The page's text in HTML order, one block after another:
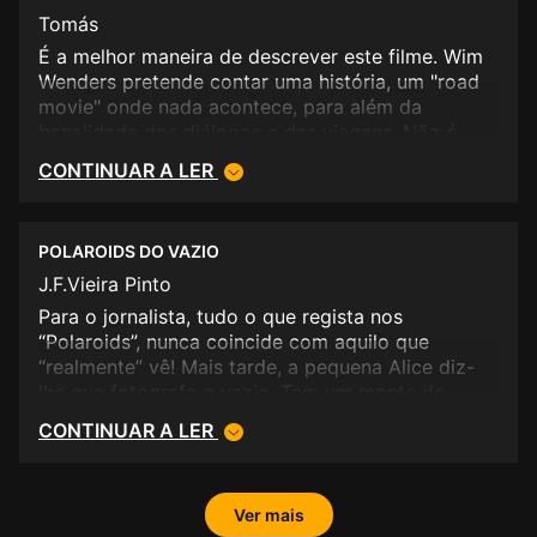
Tomás
É a melhor maneira de descrever este filme. Wim
Wenders pretende contar uma história, um "road
movie" onde nada acontece, para além da
certamente umm dos melhores filmes da sua
primeira fase. 1/5.
CONTINUAR A LER
POLAROIDS DO VAZIO
J.F.Vieira Pinto
Para o jornalista, tudo o que regista nos
“Polaroids”, nunca coincide com aquilo que
“realmente” vê! Mais tarde, a pequena Alice diz-
”chapas” mas, o jornal pede-lhe um texto - não
fotografias - sobre “A Paisagem Americana”. <br
“Smoke On The Water” dos Deep Purple e “On The
Road Again” dos míticos Canned Heat. Porquê
CONTINUAR A LER
Ver mais